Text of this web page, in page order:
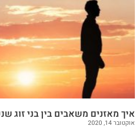
איך מאזנים משאבים בין בני זוג
אוקטובר 14, 2020